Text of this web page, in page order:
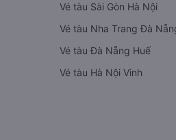
Vé tàu Sài Gòn Hà Nội
Vé tàu Nha Trang Đà
Vé tàu Đà Nẵng Huế
Vé tàu Hà Nội Vinh